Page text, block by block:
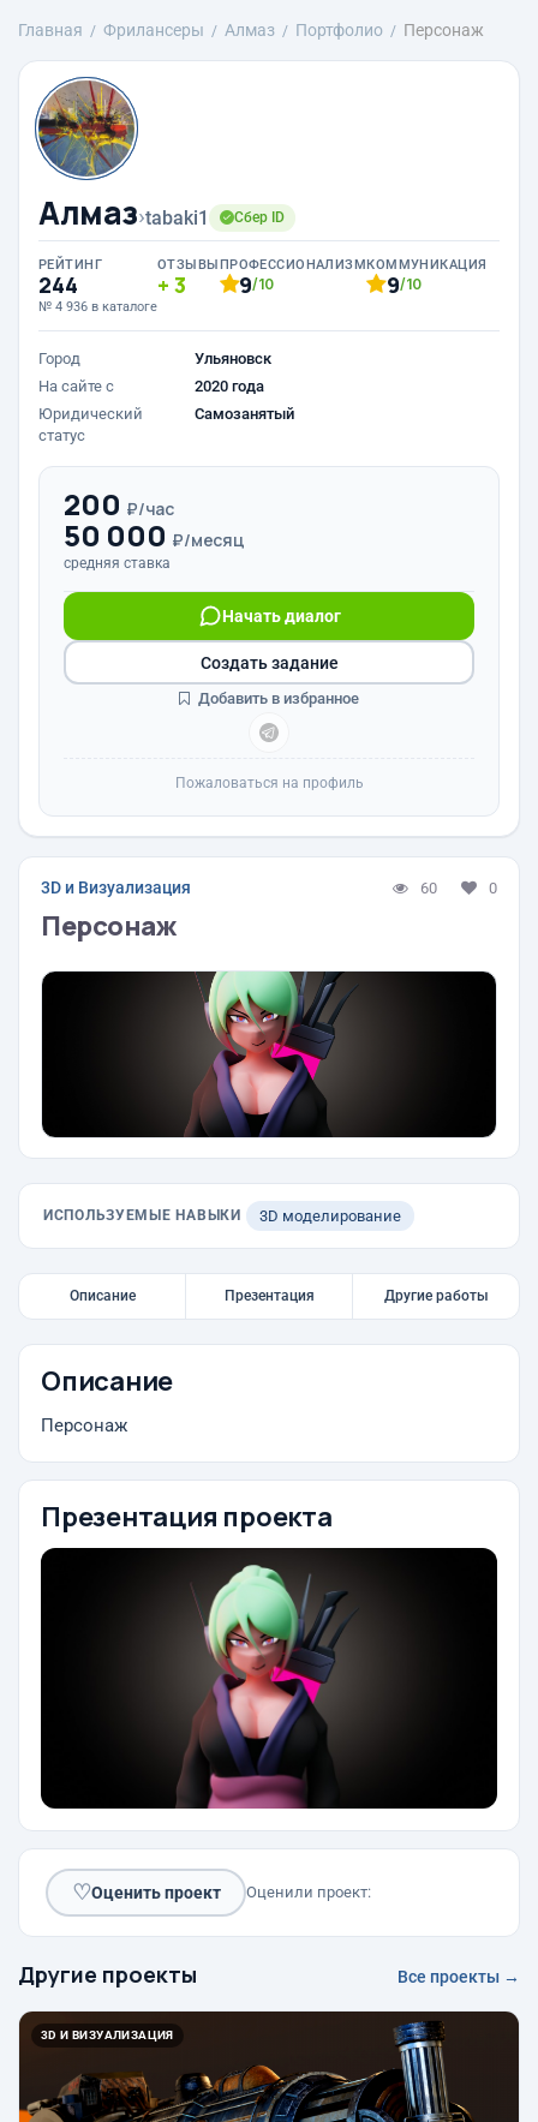
Главная Фрилансеры Алмаз Портфолио Персонаж
Алмаз›tabaki1 Сбер ID
РЕЙТИНГ
244
№ 4 936 в каталоге
ОТЗЫВЫ
3
ПРОФЕССИОНАЛИЗМ
9/10
КОММУНИКАЦИЯ
9/10
Город
Ульяновск
На сайте с
2020 года
Юридический
статус
Самозанятый
200 ₽/час
50 000 ₽/месяц
средняя ставка
Начать диалог
Создать задание
Добавить в избранное
Пожаловаться на профиль
3D и Визуализация 60 0
Персонаж
ИСПОЛЬЗУЕМЫЕ НАВЫКИ 3D моделирование
Описание Презентация Другие работы
Описание
Персонаж
Презентация проекта
♡Оценить проект Оценили проект:
Другие проекты Все проекты →
3D И ВИЗУАЛИЗАЦИЯ